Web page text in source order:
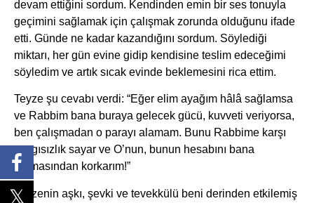
devam ettiğini sordum. Kendinden emin bir ses tonuyla
geçimini sağlamak için çalışmak zorunda olduğunu ifade
etti. Günde ne kadar kazandığını sordum. Söylediği
miktarı, her gün evine gidip kendisine teslim edeceğimi
söyledim ve artık sıcak evinde beklemesini rica ettim.
Teyze şu cevabı verdi: “Eğer elim ayağım hâlâ sağlamsa
ve Rabbim bana buraya gelecek gücü, kuvveti veriyorsa,
ben çalışmadan o parayı alamam. Bunu Rabbime karşı
saygısızlık sayar ve O’nun, bunun hesabını bana
sormasından korkarım!”
Teyzenin aşkı, şevki ve tevekkülü beni derinden etkilemiş